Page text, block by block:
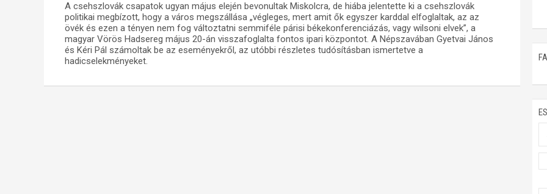
A csehszlovák csapatok ugyan május elején bevonultak Miskolcra, de hiába jelentette ki a csehszlovák
politikai megbízott, hogy a város megszállása „végleges, mert amit ők egyszer karddal elfoglaltak, az az
övék és ezen a tényen nem fog változtatni semmiféle párisi békekonferenciázás, vagy wilsoni elvek”, a
magyar Vörös Hadsereg május 20-án visszafoglalta fontos ipari központot. A Népszavában Gyetvai János
és Kéri Pál számoltak be az eseményekről, az utóbbi részletes tudósításban ismertetve a
hadicselekményeket.